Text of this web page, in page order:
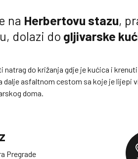
na Herbertovu stazu,
dolazi do gljivarske
natrag do križanja gdje je kućica i
dalje asfaltnom cestom sa koje je lijepi
doma.
Pregrade